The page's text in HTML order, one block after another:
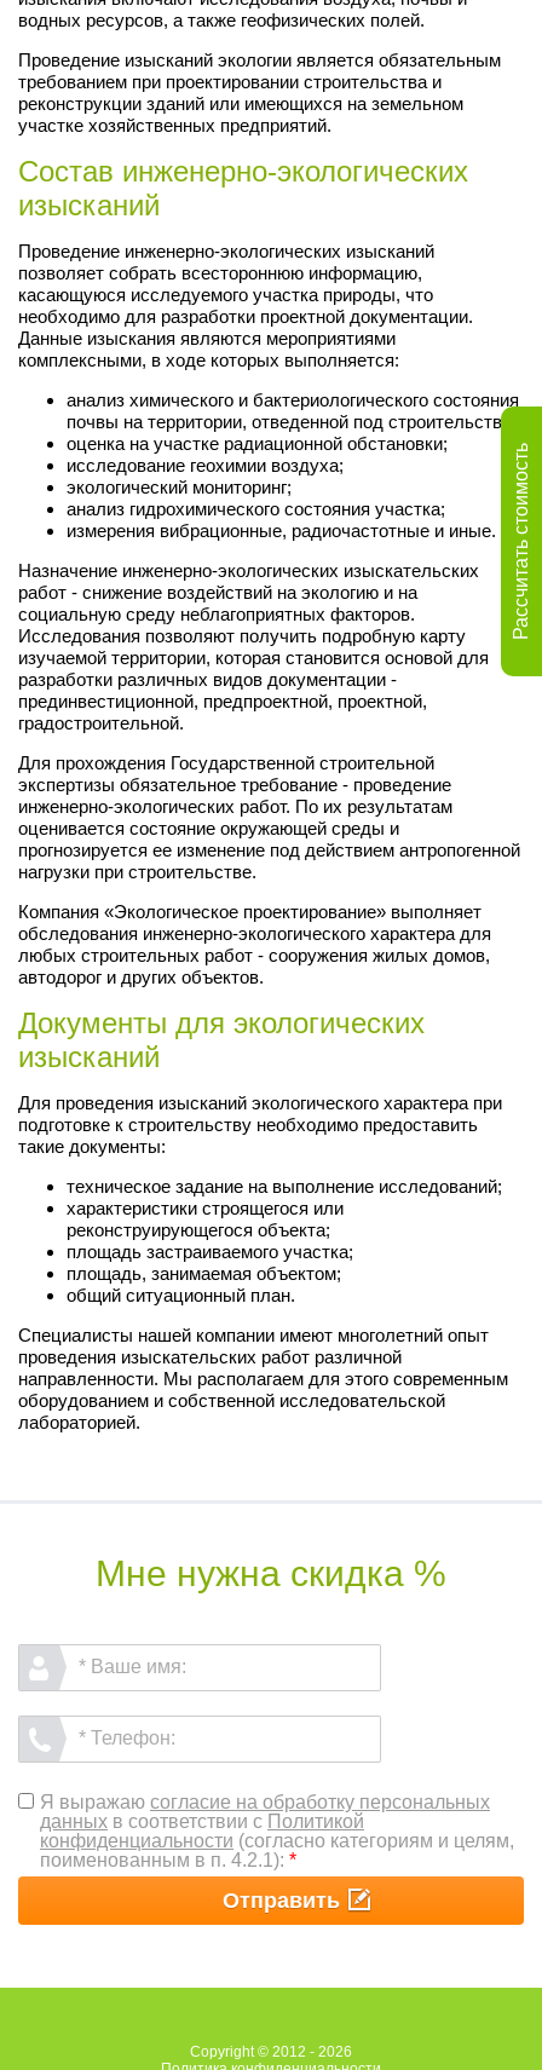
Рассчитать стоимость
водных ресурсов, а также геофизических полей.
Проведение изысканий экологии является обязательным
требованием при проектировании строительства и
реконструкции зданий или имеющихся на земельном
участке хозяйственных предприятий.
Состав инженерно-экологических
изысканий
Проведение инженерно-экологических изысканий
позволяет собрать всестороннюю информацию,
касающуюся исследуемого участка природы, что
необходимо для разработки проектной документации.
Данные изыскания являются мероприятиями
комплексными, в ходе которых выполняется:
анализ химического и бактериологического состояния
почвы на территории, отведенной под строительство;
оценка на участке радиационной обстановки;
исследование геохимии воздуха;
экологический мониторинг;
анализ гидрохимического состояния участка;
измерения вибрационные, радиочастотные и иные.
Назначение инженерно-экологических изыскательских
работ - снижение воздействий на экологию и на
социальную среду неблагоприятных факторов.
Исследования позволяют получить подробную карту
изучаемой территории, которая становится основой для
разработки различных видов документации -
прединвестиционной, предпроектной, проектной,
градостроительной.
Для прохождения Государственной строительной
экспертизы обязательное требование - проведение
инженерно-экологических работ. По их результатам
оценивается состояние окружающей среды и
прогнозируется ее изменение под действием антропогенной
нагрузки при строительстве.
Компания «Экологическое проектирование» выполняет
обследования инженерно-экологического характера для
любых строительных работ - сооружения жилых домов,
автодорог и других объектов.
Документы для экологических
изысканий
Для проведения изысканий экологического характера при
подготовке к строительству необходимо предоставить
такие документы:
техническое задание на выполнение исследований;
характеристики строящегося или
реконструирующегося объекта;
площадь застраиваемого участка;
площадь, занимаемая объектом;
общий ситуационный план.
Специалисты нашей компании имеют многолетний опыт
проведения изыскательских работ различной
направленности. Мы располагаем для этого современным
оборудованием и собственной исследовательской
лабораторией.
Мне нужна скидка %
Я выражаю согласие на обработку персональных
данных в соответствии с Политикой
конфиденциальности (согласно категориям и целям,
поименованным в п. 4.2.1): *
Отправить
Copyright © 2012 - 2026